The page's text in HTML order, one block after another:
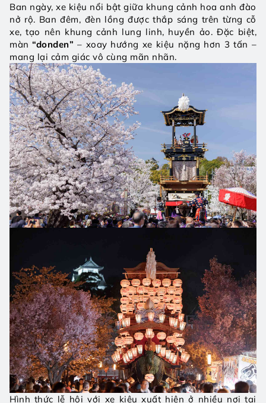
Ban ngày, xe kiệu nổi bật giữa khung cảnh hoa anh đào
nở rộ. Ban đêm, đèn lồng được thắp sáng trên từng cỗ
xe, tạo nên khung cảnh lung linh, huyền ảo. Đặc biệt,
màn “donden” – xoay hướng xe kiệu nặng hơn 3 tấn –
mang lại cảm giác vô cùng mãn nhãn.
Hình thức lễ hội với xe kiệu xuất hiện ở nhiều nơi tại